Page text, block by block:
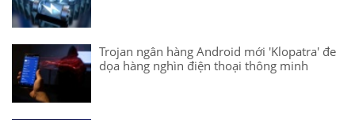
Trojan ngân hàng Android mới 'Klopatra' đe
dọa hàng nghìn điện thoại thông minh